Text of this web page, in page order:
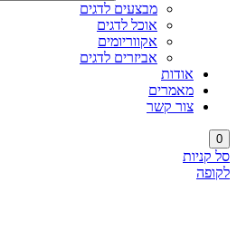
מבצעים לדגים
אוכל לדגים
אקווריומים
אביזרים לדגים
אודות
מאמרים
צור קשר
0
סל קניות
לקופה